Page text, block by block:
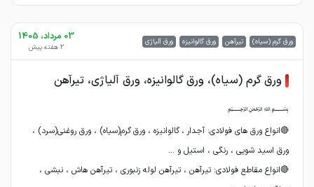
ورق گرم (سیاه) تیرآهن ورق گالوانیزه ورق آلیاژی 03 مرداد، 1405
2 هفته پیش
ورق گرم (سیاه)، ورق گالوانیزه، ورق آلیاژی، تیرآهن
🔴انواع ورق های فولادی: آجدار ، گالوانیزه ، ورق گرم(سیاه) ، ورق روغنی(سرد) ،
🔴انواع مقاطع فولادی: تیرآهن ، تیرآهن لوله زنبوری ، تیرآهن هاش ، نبشی ،